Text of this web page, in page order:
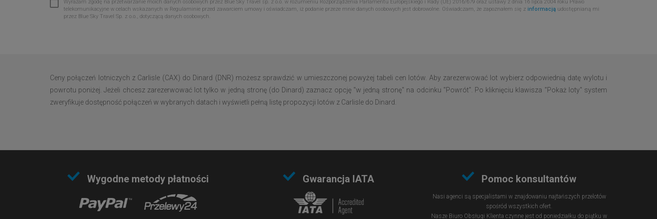
Wyrażam zgodę na przetwarzanie moich danych osobowych przez Blue Sky Travel sp. z o.o. w rozumieniu Rozporządzenia Parlamentu Europejskiego i Rady (UE) 2016/679 oraz ustawy z dnia 16 lipca 2004 roku Prawo
telekomunikacyjne w celach wskazanych w Regulaminie przed zawarciem umowy i oświadczam, iż podanie przeze mnie danych osobowych jest dobrowolne. Oświadczam, że zapoznałem się z informacją udostępnianą mi
przez Blue Sky Travel Sp. z o.o., dotyczącą danych osobowych.
Ceny połączeń lotniczych z Carlisle (CAX) do Dinard (DNR) możesz sprawdzić w umieszczonej powyżej tabeli cen lotów. Aby zarezerwować lot wybierz odpowiednią datę wylotu i
powrotu poniżej. Jeżeli chcesz zarezerwować lot tylko w jedną stronę (do Dinard) zaznacz opcję "w jedną stronę" na odcinku "Powrót". Po kliknięciu klawisza "Pokaż loty" system
zweryfikuje dostępność połączeń w wybranych datach i wyświetli pełną listę propozycji lotów z Carlisle do Dinard.
Wygodne metody płatności Gwarancja IATA Pomoc konsultantów
Nasi agenci są specjalistami w znajdowaniu najtańszych przelotów
spośród wszystkich ofert.
Nasze Biuro Obsługi Klienta czynne jest od poniedziałku do piątku w